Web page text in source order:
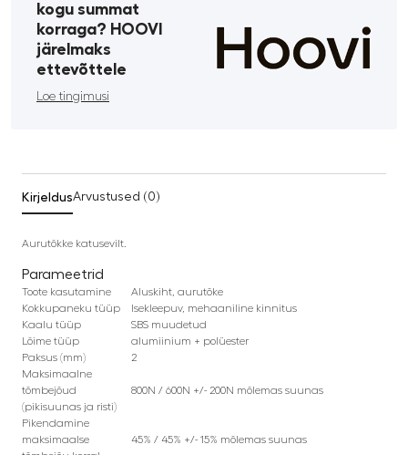
kogu summat
korraga? HOOVI
järelmaks
ettevõttele
Loe tingimusi
KirjeldusArvustused (0)
Aurutõkke katusevilt.
Parameetrid
Toote kasutamine
Aluskiht, aurutõke
Kokkupaneku tüüp
Isekleepuv, mehaaniline kinnitus
Kaalu tüüp
SBS muudetud
Lõime tüüp
alumiinium + polüester
Paksus (mm)
2
Maksimaalne
tõmbejõud
(pikisuunas ja risti)
800N / 600N +/- 200N mõlemas suunas
Pikendamine
maksimaalse
45% / 45% +/- 15% mõlemas suunas